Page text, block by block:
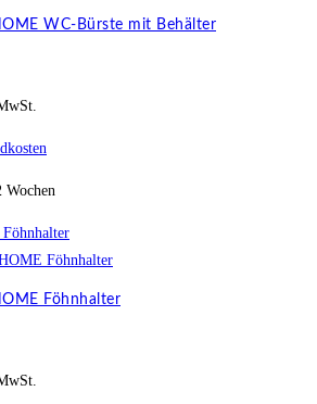
WC-Bürste mit Behälter
Wochen
Föhnhalter